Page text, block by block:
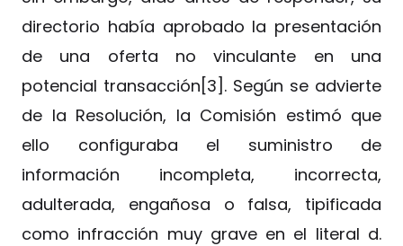
directorio había aprobado la presentación
de una oferta no vinculante en una
potencial transacción[3]. Según se advierte
de la Resolución, la Comisión estimó que
ello configuraba el suministro de
información incompleta, incorrecta,
adulterada, engañosa o falsa, tipificada
como infracción muy grave en el literal d.